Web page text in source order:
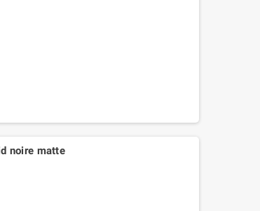
noire matte